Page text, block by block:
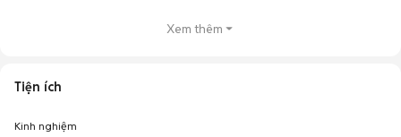
Xem thêm
Tiện ích
Kinh nghiệm